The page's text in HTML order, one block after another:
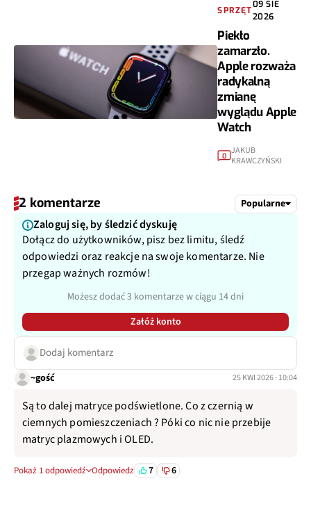
SPRZĘT
09 SIE
2026
Piekło
zamarzło.
Apple rozważa
radykalną
zmianę
wyglądu Apple
Watch
0 JAKUB
KRAWCZYŃSKI
2 komentarze Popularne
Zaloguj się, by śledzić dyskuję
Dołącz do użytkowników, pisz bez limitu, śledź
odpowiedzi oraz reakcje na swoje komentarze. Nie
przegap ważnych rozmów!
Możesz dodać 3 komentarze w ciągu 14 dni
Załóż konto
Dodaj komentarz
~gość 25 KWI 2026 · 10:04
Są to dalej matryce podświetlone. Co z czernią w
ciemnych pomieszczeniach ? Póki co nic nie przebije
matryc plazmowych i OLED.
Pokaż 1 odpowiedź Odpowiedz 7 6